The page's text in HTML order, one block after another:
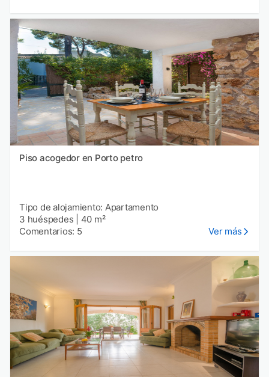
Piso acogedor en Porto petro
Tipo de alojamiento: Apartamento
3 huéspedes
40 m²
Comentarios: 5
Ver más